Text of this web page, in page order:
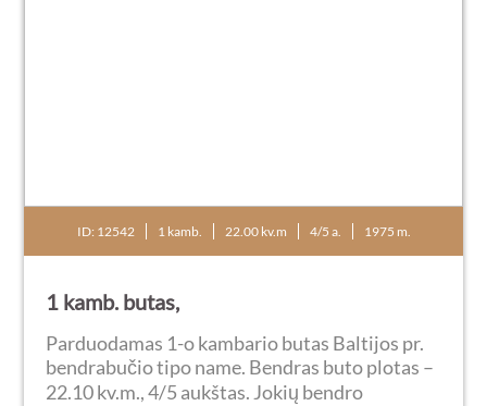
ID: 12542 1 kamb. 22.00 kv.m 4/5 a. 1975 m.
1 kamb. butas,
Parduodamas 1-o kambario butas Baltijos pr.
bendrabučio tipo name. Bendras buto plotas –
22.10 kv.m., 4/5 aukštas. Jokių bendro